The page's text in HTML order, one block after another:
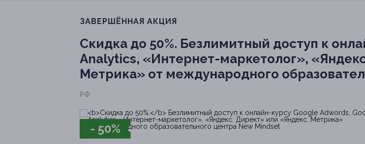
ЗАВЕРШЁННАЯ АКЦИЯ
Скидка до 50%. Безлимитный доступ к
Analytics, «Интернет-маркетолог»,
Метрика» от международного
РФ
- 50%